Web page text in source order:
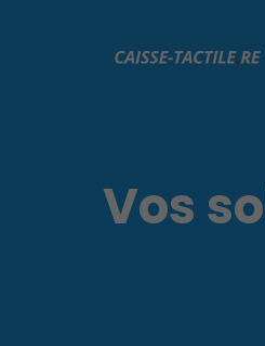
Vos